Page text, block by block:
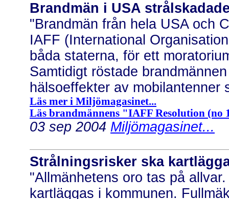
Brandmän i USA
"Brandmän från hela USA och
IAFF (International
båda staterna, för ett
Samtidigt röstade
hälsoeffekter av
Läs mer i Miljömagasinet...
Läs brandmännens "IAFF Resolution (no
03 sep 2004 Miljömagasinet...
Strålningsrisker ska
"Allmänhetens oro tas på
kartläggas i kommunen.